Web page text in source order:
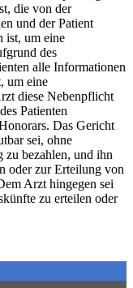
die von der
und der Patient
ist, um eine
des
alle Informationen
um eine
diese Nebenpflicht
Patienten
Das Gericht
sei, ohne
zu bezahlen, und ihn
oder zur Erteilung von
Arzt hingegen sei
zu erteilen oder